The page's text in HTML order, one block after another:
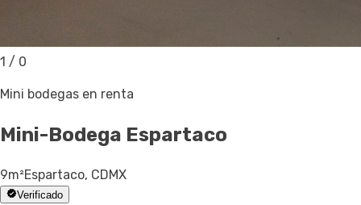
1 / 0
Mini bodegas en renta
Mini-Bodega Espartaco
9m²Espartaco, CDMX
Verificado